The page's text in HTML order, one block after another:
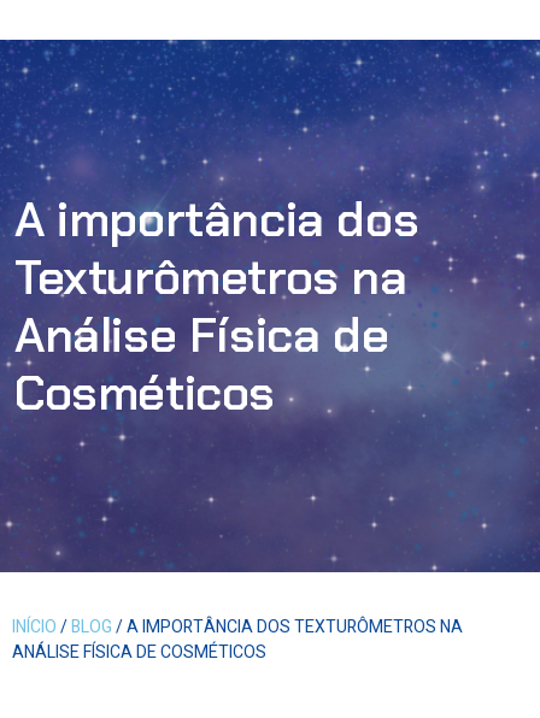
A importância dos
Texturômetros na
Análise Física de
Cosméticos
INÍCIO/BLOG/ A IMPORTÂNCIA DOS TEXTURÔMETROS NA
ANÁLISE FÍSICA DE COSMÉTICOS